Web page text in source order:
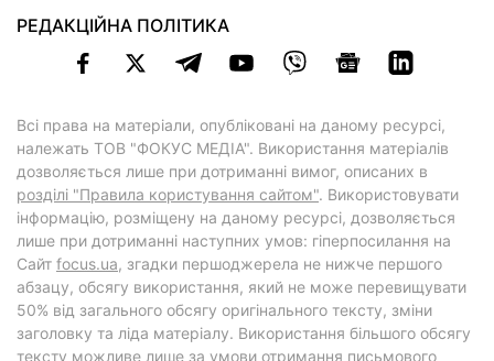
РЕДАКЦІЙНА ПОЛІТИКА
Всі права на матеріали, опубліковані на даному ресурсі,
належать ТОВ "ФОКУС МЕДІА". Використання матеріалів
дозволяється лише при дотриманні вимог, описаних в
розділі "Правила користування сайтом". Використовувати
інформацію, розміщену на даному ресурсі, дозволяється
лише при дотриманні наступних умов: гіперпосилання на
Cайт focus.ua, згадки першоджерела не нижче першого
абзацу, обсягу використання, який не може перевищувати
50% від загального обсягу оригінального тексту, зміни
заголовку та ліда матеріалу. Використання більшого обсягу
тексту можливе лише за умови отримання письмового